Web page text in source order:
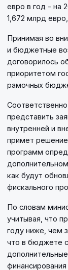
евро в год - на
1,672 млрд
Принимая во
и бюджетные
договорилось
приоритетом
рамочных
представить
внутренней и
примет
программ
как будут
фискального
По словам
учитывая, что
году ниже, чем
что в бюджете